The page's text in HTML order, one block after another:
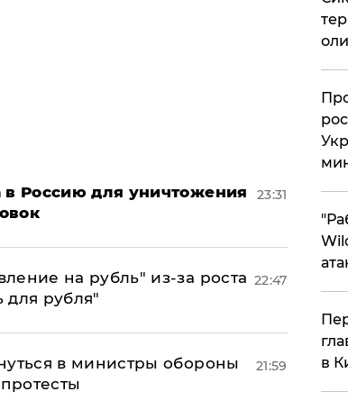
в Россию для уничтожения
23:31
на рубль" из-за роста
для рубля"
22:47
в министры обороны
21:59
в